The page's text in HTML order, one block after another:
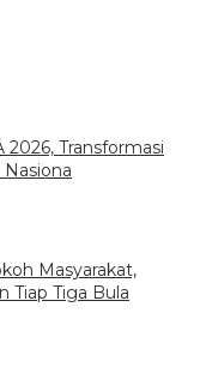
Transformasi
Masyarakat,
Tiap Tiga Bula